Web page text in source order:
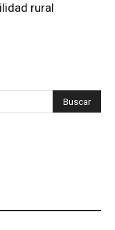
rural